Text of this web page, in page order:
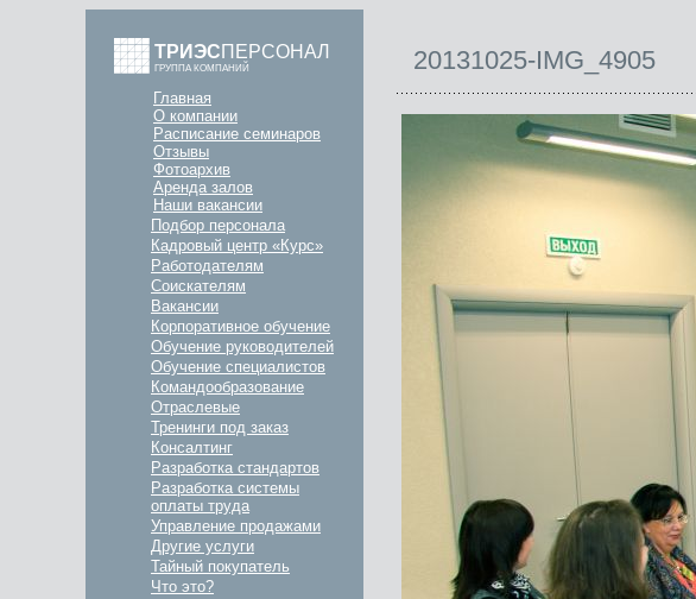
ТРИЭСПЕРСОНАЛ
ГРУППА КОМПАНИЙ
Главная
О компании
Расписание семинаров
Отзывы
Фотоархив
Аренда залов
Наши вакансии
Подбор персонала
Кадровый центр «Курс»
Работодателям
Соискателям
Вакансии
Корпоративное обучение
Обучение руководителей
Обучение специалистов
Командообразование
Отраслевые
Тренинги под заказ
Консалтинг
Разработка стандартов
Разработка системы
оплаты труда
Управление продажами
Другие услуги
Тайный покупатель
Что это?
20131025-IMG_4905